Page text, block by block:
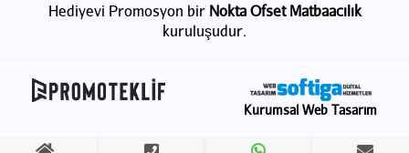
Hediyevi Promosyon bir Nokta Ofset Matbaacılık
kuruluşudur.
Kurumsal Web Tasarım